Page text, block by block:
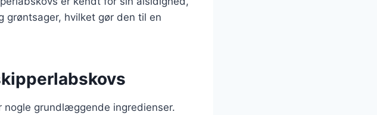
grøntsager, hvilket gør den til en
grundlæggende ingredienser.